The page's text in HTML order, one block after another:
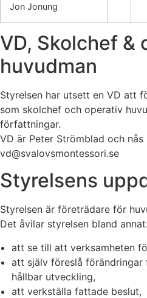
Jon Jonung
VD, Skolchef &
huvudman
Styrelsen har utsett en VD att
som skolchef och operativ
författningar.
VD är Peter Strömblad och nås
vd@svalovsmontessori.se
Styrelsens
Styrelsen är företrädare för
Det åvilar styrelsen bland annat:
att se till att verksamheten
att själv föreslå
hållbar utveckling,
att verkställa fattade beslut,